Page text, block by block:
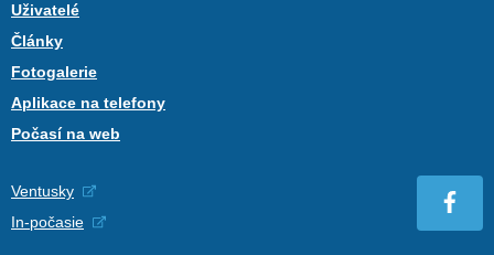
Uživatelé
Články
Fotogalerie
Aplikace na telefony
Počasí na web
Ventusky
In-počasie